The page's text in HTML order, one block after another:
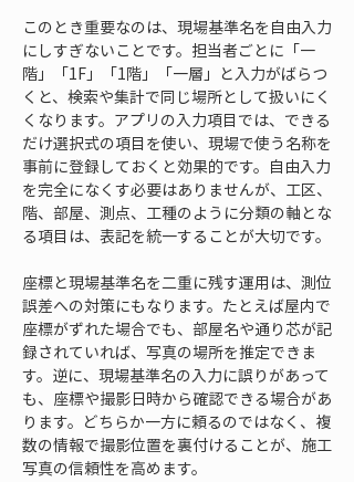
このとき重要なのは、現場基準名を自由入力
にしすぎないことです。担当者ごとに「一
階」「1F」「1階」「一層」と入力がばらつ
くと、検索や集計で同じ場所として扱いにく
くなります。アプリの入力項目では、できる
だけ選択式の項目を使い、現場で使う名称を
事前に登録しておくと効果的です。自由入力
を完全になくす必要はありませんが、工区、
階、部屋、測点、工種のように分類の軸とな
る項目は、表記を統一することが大切です。
座標と現場基準名を二重に残す運用は、測位
誤差への対策にもなります。たとえば屋内で
座標がずれた場合でも、部屋名や通り芯が記
録されていれば、写真の場所を推定できま
す。逆に、現場基準名の入力に誤りがあって
も、座標や撮影日時から確認できる場合があ
ります。どちらか一方に頼るのではなく、複
数の情報で撮影位置を裏付けることが、施工
写真の信頼性を高めます。